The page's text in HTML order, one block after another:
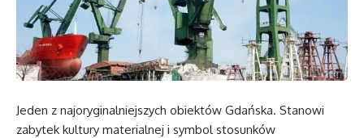
Jeden z najoryginalniejszych obiektów Gdańska. Stanowi
zabytek kultury materialnej i symbol stosunków